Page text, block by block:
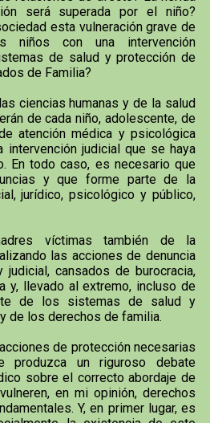
será superada por el niño?
esta vulneración grave de
niños con una intervención
de salud y protección de
de Familia?
ciencias humanas y de la salud
de cada niño, adolescente, de
atención médica y psicológica
intervención judicial que se haya
En todo caso, es necesario que
y que forme parte de la
jurídico, psicológico y público,
víctimas también de la
las acciones de denuncia
cansados de burocracia,
y, llevado al extremo, incluso de
de los sistemas de salud y
de los derechos de familia.
de protección necesarias
un riguroso debate
sobre el correcto abordaje de
en mi opinión, derechos
Y, en primer lugar, es